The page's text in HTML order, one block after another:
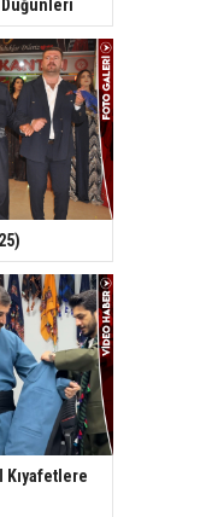
Düğünleri